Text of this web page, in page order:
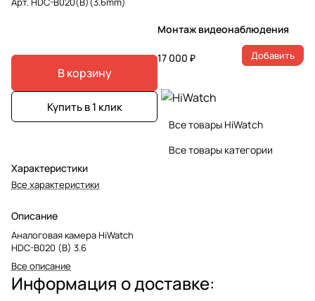
В корзину
Купить в 1 клик
Характеристики
Все характеристики
Описание
Аналоговая камера HiWatch
HDC-B020 (B) 3.6
Все описание
Монтаж видеонаблюдения
17 000 ₽ Добавить
Все товары HiWatch
Все товары категории
Информация о доставке: